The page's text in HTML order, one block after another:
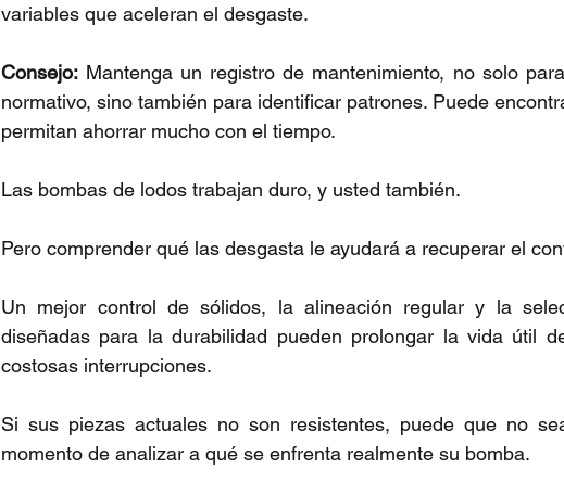
variables que aceleran el desgaste.
Consejo: Mantenga un registro de mantenimiento, no solo
normativo, sino también para identificar patrones. Puede
permitan ahorrar mucho con el tiempo.
Las bombas de lodos trabajan duro, y usted también.
Pero comprender qué las desgasta le ayudará a recuperar el
Un mejor control de sólidos, la alineación regular y la
diseñadas para la durabilidad pueden prolongar la vida útil
costosas interrupciones.
Si sus piezas actuales no son resistentes, puede que no
momento de analizar a qué se enfrenta realmente su bomba.